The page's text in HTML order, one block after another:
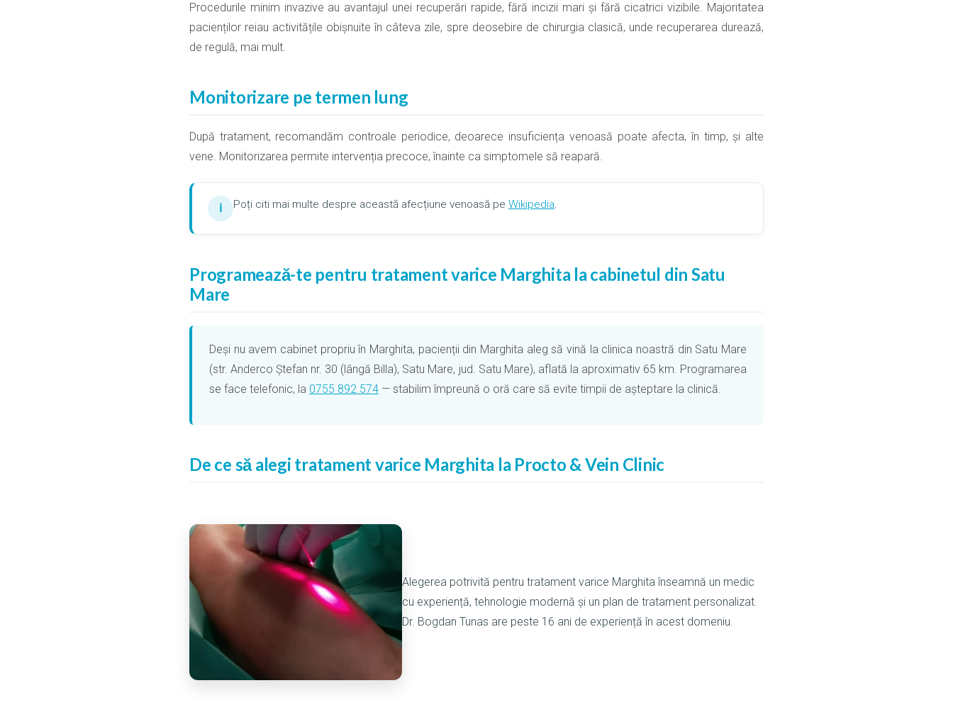
Procedurile minim invazive au avantajul unei recuperări rapide, fără incizii mari și fără cicatrici vizibile. Majoritatea
pacienților reiau activitățile obișnuite în câteva zile, spre deosebire de chirurgia clasică, unde recuperarea durează,
de regulă, mai mult.
Monitorizare pe termen lung
După tratament, recomandăm controale periodice, deoarece insuficiența venoasă poate afecta, în timp, și alte
vene. Monitorizarea permite intervenția precoce, înainte ca simptomele să reapară.
ℹ Poți citi mai multe despre această afecțiune venoasă pe Wikipedia.
Programează-te pentru tratament varice Marghita la cabinetul din Satu
Mare
Deși nu avem cabinet propriu în Marghita, pacienții din Marghita aleg să vină la clinica noastră din Satu Mare
(str. Anderco Ștefan nr. 30 (lângă Billa), Satu Mare, jud. Satu Mare), aflată la aproximativ 65 km. Programarea
se face telefonic, la 0755 892 574 — stabilim împreună o oră care să evite timpii de așteptare la clinică.
De ce să alegi tratament varice Marghita la Procto & Vein Clinic
Alegerea potrivită pentru tratament varice Marghita înseamnă un medic
cu experiență, tehnologie modernă și un plan de tratament personalizat.
Dr. Bogdan Tunas are peste 16 ani de experiență în acest domeniu.